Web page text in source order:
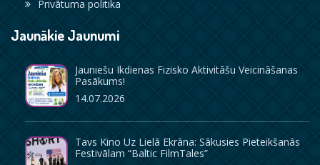
Privātuma politika
Jaunākie Jaunumi
Jauniešu Ikdienas Fizisko Aktivitāšu Veicināšanas
Pasākums!
14.07.2026
Tavs Kino Uz Lielā Ekrāna: Sākusies Pieteikšanās
Festivālam “Baltic FilmTales”